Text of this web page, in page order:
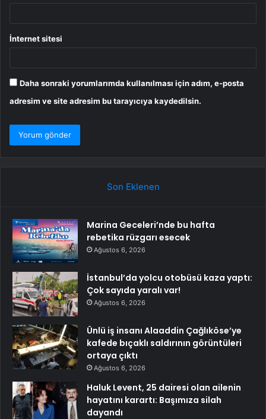
İnternet sitesi
Daha sonraki yorumlarımda kullanılması için adım, e-posta
adresim ve site adresim bu tarayıcıya kaydedilsin.
Son Eklenen
Marina Geceleri’nde bu hafta
rebetika rüzgarı esecek
Ağustos 6, 2026
İstanbul’da yolcu otobüsü kaza yaptı:
Çok sayıda yaralı var!
Ağustos 6, 2026
Ünlü iş insanı Alaaddin Çağlıköse’ye
kafede bıçaklı saldırının görüntüleri
ortaya çıktı
Ağustos 6, 2026
Haluk Levent, 25 dairesi olan ailenin
hayatını karartı: Başımıza silah
dayandı